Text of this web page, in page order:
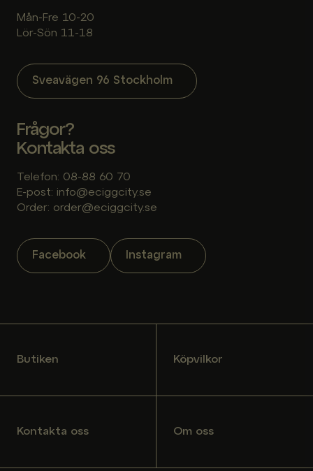
Mån-Fre 10-20
Lör-Sön 11-18
Sveavägen 96 Stockholm
Frågor?
Kontakta oss
Telefon: 08-88 60 70
E-post: info@eciggcity.se
Order: order@eciggcity.se
Facebook Instagram
Butiken Köpvilkor
Kontakta oss Om oss